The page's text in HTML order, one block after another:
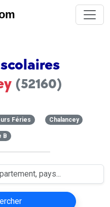
(52160)
Féries Chalancey
B